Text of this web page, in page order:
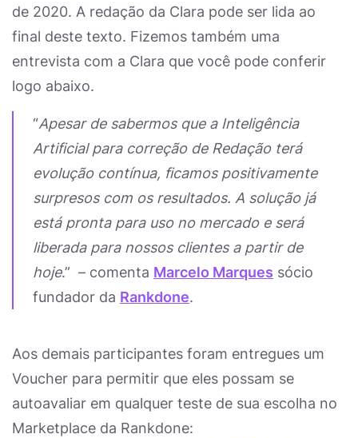
de 2020. A redação da Clara pode ser lida ao
final deste texto. Fizemos também uma
entrevista com a Clara que você pode conferir
logo abaixo.
“Apesar de sabermos que a Inteligência
Artificial para correção de Redação terá
evolução contínua, ficamos positivamente
surpresos com os resultados. A solução já
está pronta para uso no mercado e será
liberada para nossos clientes a partir de
hoje.” – comenta Marcelo Marques sócio
fundador da Rankdone.
Aos demais participantes foram entregues um
Voucher para permitir que eles possam se
autoavaliar em qualquer teste de sua escolha no
Marketplace da Rankdone: